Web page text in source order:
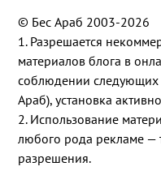
© Бес Араб 2003-2026
1. Разрешается
материалов блога в
соблюдении следующих
Араб), установка
2. Использование
любого рода рекламе —
разрешения.